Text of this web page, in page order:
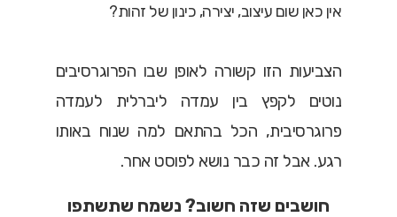
אין כאן שום עיצוב, יצירה, כינון של זהות?
הצביעות הזו קשורה לאופן שבו הפרוגרסיבים
נוטים לקפץ בין עמדה ליברלית לעמדה
פרוגרסיבית, הכל בהתאם למה שנוח באותו
רגע. אבל זה כבר נושא לפוסט אחר.
חושבים שזה חשוב? נשמח שתשתפו